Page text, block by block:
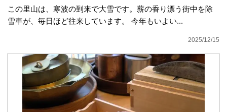
この里山は、寒波の到来で大雪です。薪の香り漂う街中を除
雪車が、毎日ほど往来しています。 今年もいよい...
2025/12/15